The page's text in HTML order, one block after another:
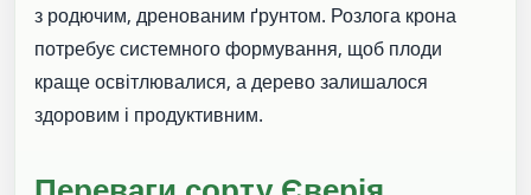
з родючим, дренованим ґрунтом. Розлога крона
потребує системного формування, щоб плоди
краще освітлювалися, а дерево залишалося
здоровим і продуктивним.